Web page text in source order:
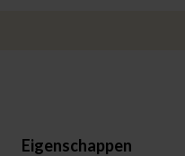
Eigenschappen